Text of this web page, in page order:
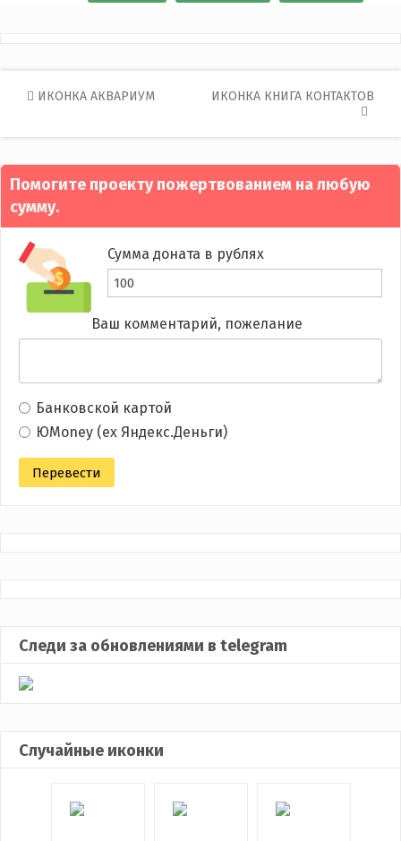
Post
ИКОНКА АКВАРИУМ ИКОНКА КНИГА КОНТАКТОВ
Помогите проекту пожертвованием на любую
сумму.
Сумма доната в рублях
Ваш комментарий, пожелание
Банковской картой
ЮMoney (ex Яндекс.Деньги)
Следи за обновлениями в telegram
Случайные иконки